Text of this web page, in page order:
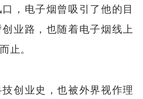
，电子烟曾吸引了他的目
业路，也随着电子烟线上
止。
创业史，也被外界视作理